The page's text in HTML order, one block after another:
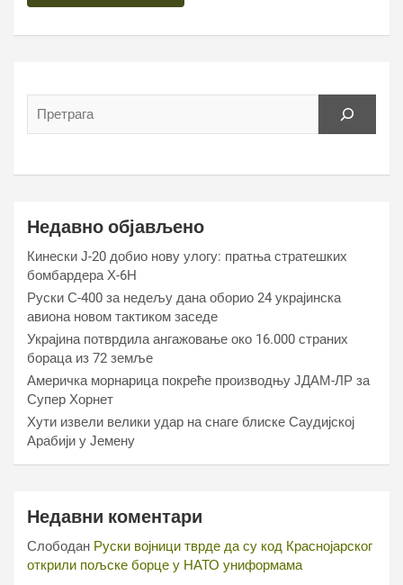
Недавно објављено
Кинески Ј-20 добио нову улогу: пратња стратешких
бомбардера Х-6Н
Руски С-400 за недељу дана оборио 24 украјинска
авиона новом тактиком заседе
Украјина потврдила ангажовање око 16.000 страних
бораца из 72 земље
Америчка морнарица покреће производњу ЈДАМ-ЛР за
Супер Хорнет
Хути извели велики удар на снаге блиске Саудијској
Арабији у Јемену
Недавни коментари
Слободан Руски војници тврде да су код Краснојарског
открили пољске борце у НАТО униформама